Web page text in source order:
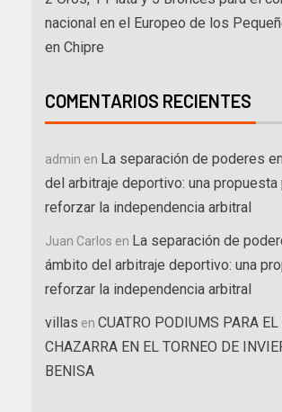
nacional en el Europeo de los
en Chipre
COMENTARIOS RECIENTES
admin en La separación de poderes
del arbitraje deportivo: una propuesta
reforzar la independencia arbitral
Juan Carlos en La separación de
ámbito del arbitraje deportivo: una
reforzar la independencia arbitral
villas en CUATRO PODIUMS PARA EL
CHAZARRA EN EL TORNEO DE
BENISA